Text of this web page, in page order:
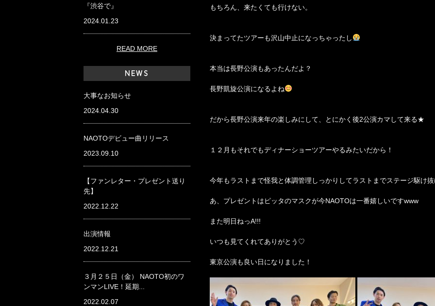
もちろん、来たくても行けない。
決まってたツアーも沢山中止になっちゃったし
本当は長野公演もあったんだよ？
長野凱旋公演になるよね
だから長野公演来年の楽しみにして、とにかく後2公演カマして来る★
１２月もそれでもディナーショーツアーやるみたいだから！
今年もラストまで怪我と体調管理しっかりしてラストまでステージ駆け
あ、プレゼントはピッタのマスクが今NAOTOは一番嬉しいですwww
また明日ねっA!!!
いつも見てくれてありがとう♡
東京公演も良い日になりました！
『渋谷で』
2024.01.23
READ MORE
NEWS
大事なお知らせ
2024.04.30
NAOTOデビュー曲リリース
2023.09.10
【ファンレター・プレゼント送り
先】
2022.12.22
出演情報
2022.12.21
３月２５日（金） NAOTO初のワ
ンマンLIVE！延期...
2022.02.07